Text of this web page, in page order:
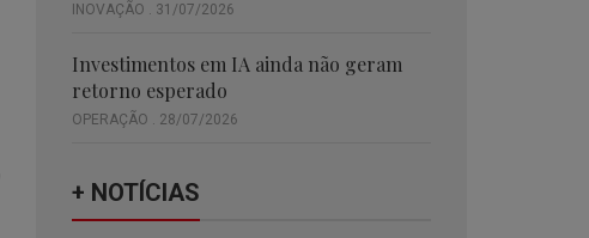
INOVAÇÃO . 31/07/2026
Investimentos em IA ainda não geram
retorno esperado
OPERAÇÃO . 28/07/2026
+ NOTÍCIAS